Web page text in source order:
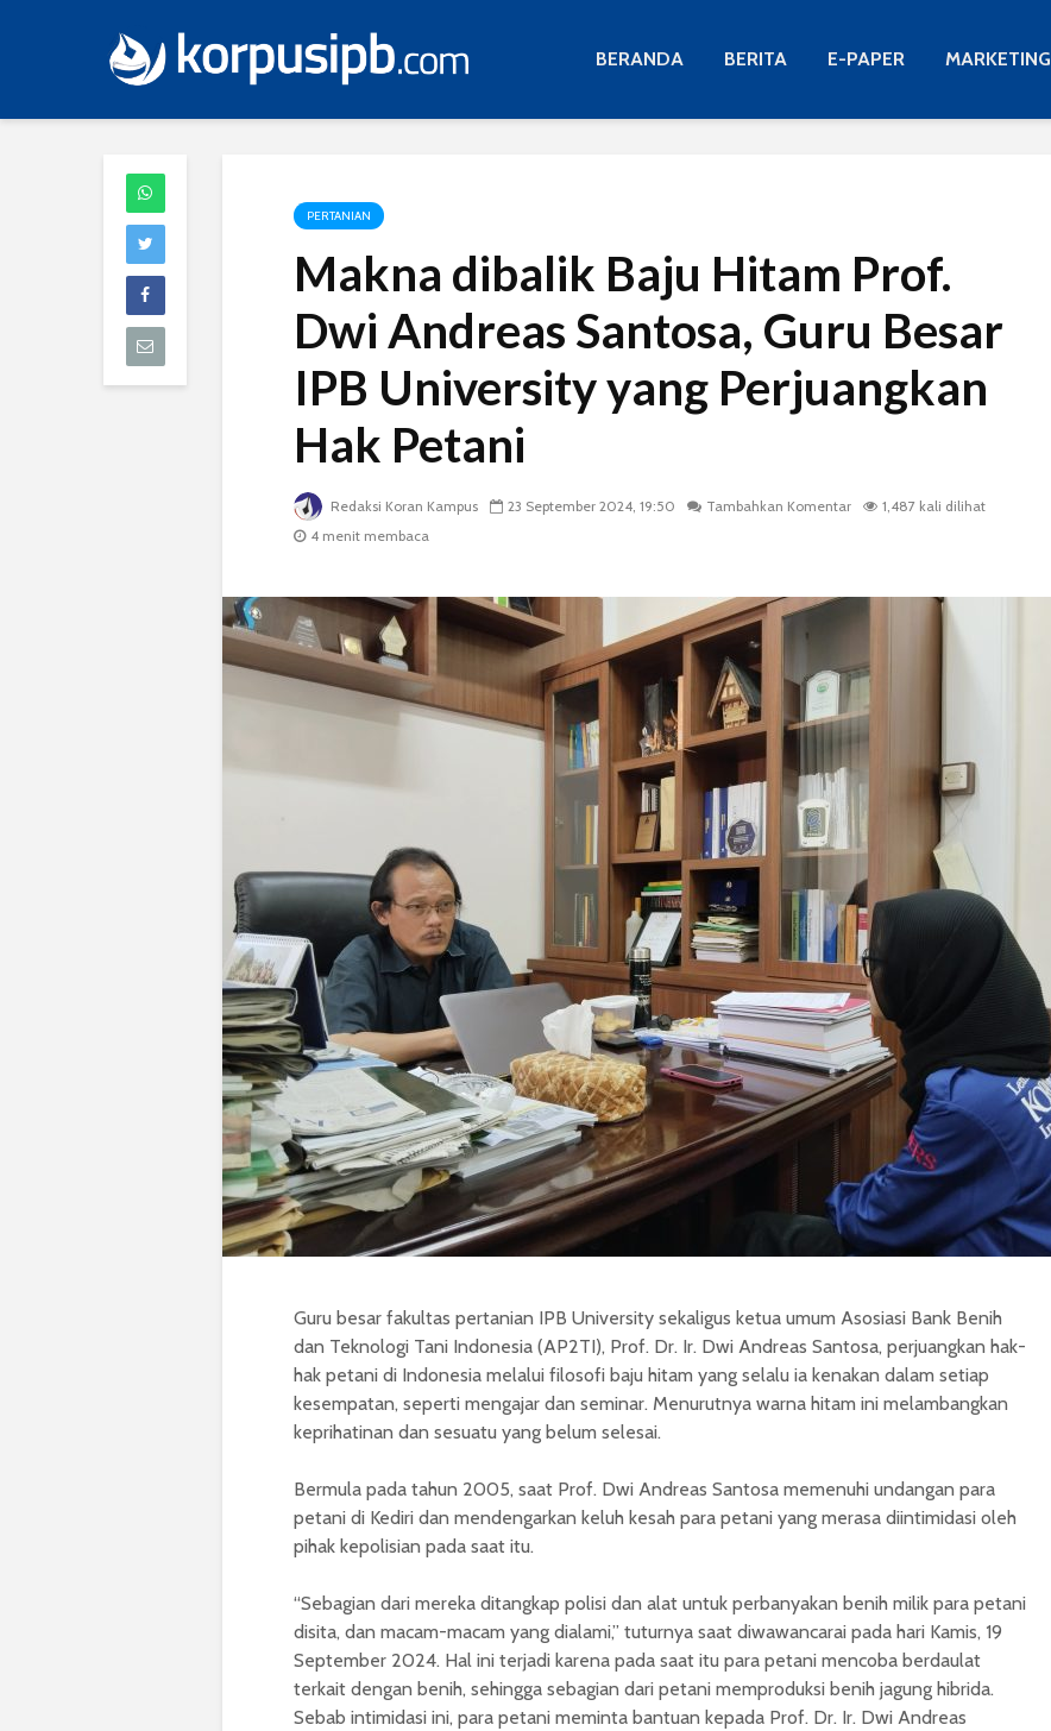
BERANDA BERITA E-PAPER MARKETING
PERTANIAN
Makna dibalik Baju Hitam Prof.
Dwi Andreas Santosa, Guru Besar
IPB University yang Perjuangkan
Hak Petani
Redaksi Koran Kampus 23 September 2024, 19:50 Tambahkan Komentar
1,487 kali dilihat
4 menit membaca
Guru besar fakultas pertanian IPB University sekaligus ketua umum Asosiasi Bank Benih
dan Teknologi Tani Indonesia (AP2TI), Prof. Dr. Ir. Dwi Andreas Santosa, perjuangkan hak-
hak petani di Indonesia melalui filosofi baju hitam yang selalu ia kenakan dalam setiap
kesempatan, seperti mengajar dan seminar. Menurutnya warna hitam ini melambangkan
keprihatinan dan sesuatu yang belum selesai.
Bermula pada tahun 2005, saat Prof. Dwi Andreas Santosa memenuhi undangan para
petani di Kediri dan mendengarkan keluh kesah para petani yang merasa diintimidasi oleh
pihak kepolisian pada saat itu.
“Sebagian dari mereka ditangkap polisi dan alat untuk perbanyakan benih milik para petani
disita, dan macam-macam yang dialami,” tuturnya saat diwawancarai pada hari Kamis, 19
September 2024. Hal ini terjadi karena pada saat itu para petani mencoba berdaulat
terkait dengan benih, sehingga sebagian dari petani memproduksi benih jagung hibrida.
Sebab intimidasi ini, para petani meminta bantuan kepada Prof. Dr. Ir. Dwi Andreas